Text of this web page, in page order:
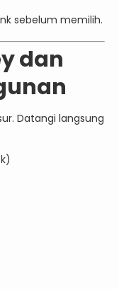
sebelum memilih.
dan
Datangi langsung